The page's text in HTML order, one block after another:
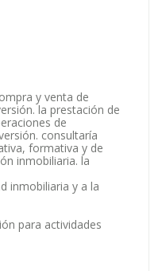
y venta de
la prestación de
de
consultaría
formativa y de
inmobiliaria. la
inmobiliaria y a la
para actividades